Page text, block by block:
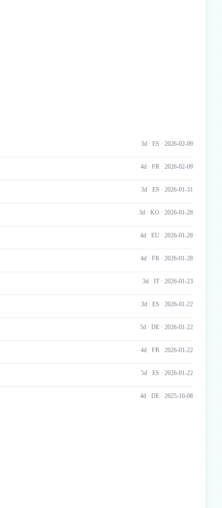
3d · ES · 2026-02-09
4d · FR · 2026-02-09
3d · ES · 2026-01-31
3d · KO · 2026-01-28
4d · EU · 2026-01-28
4d · FR · 2026-01-28
3d · IT · 2026-01-23
3d · ES · 2026-01-22
5d · DE · 2026-01-22
4d · FR · 2026-01-22
5d · ES · 2026-01-22
4d · DE · 2025-10-08